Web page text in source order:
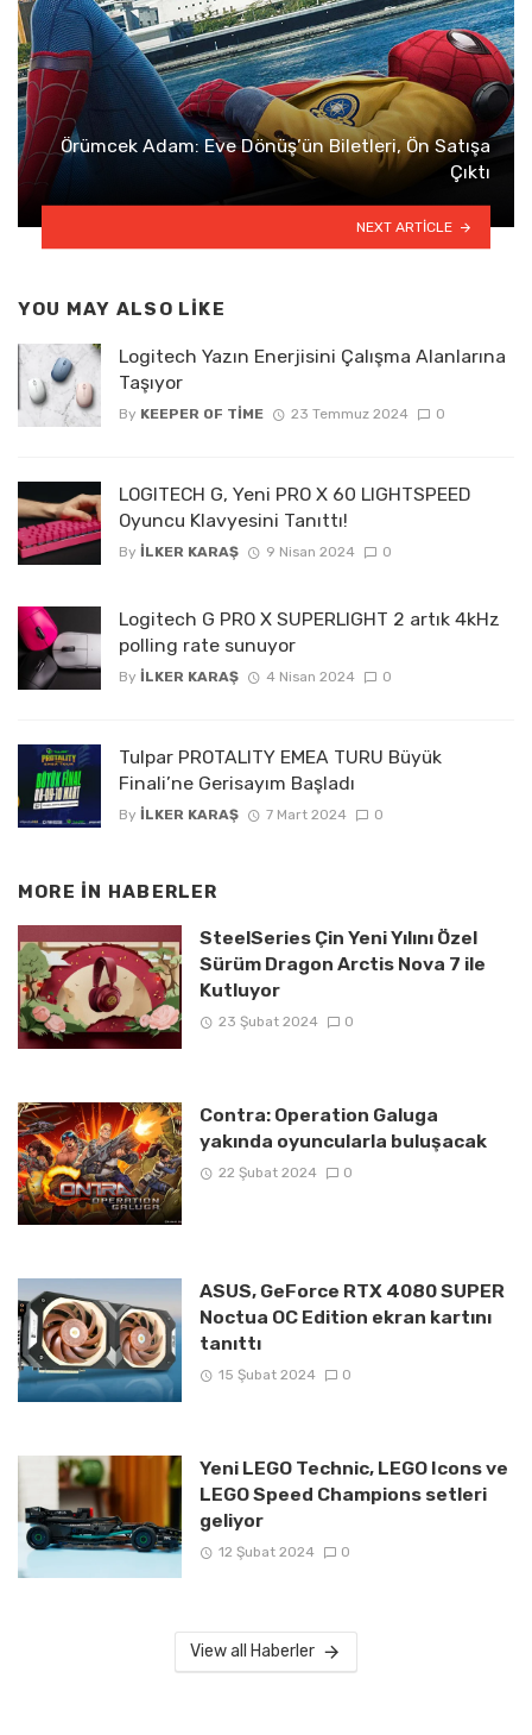
Örümcek Adam: Eve Dönüş’ün Biletleri, Ön Satışa
Çıktı
NEXT ARTICLE
YOU MAY ALSO LIKE
Logitech Yazın Enerjisini Çalışma Alanlarına
Taşıyor
By KEEPER OF TIME 23 Temmuz 2024 0
LOGITECH G, Yeni PRO X 60 LIGHTSPEED
Oyuncu Klavyesini Tanıttı!
By İLKER KARAŞ 9 Nisan 2024 0
Logitech G PRO X SUPERLIGHT 2 artık 4kHz
polling rate sunuyor
By İLKER KARAŞ 4 Nisan 2024 0
Tulpar PROTALITY EMEA TURU Büyük
Finali’ne Gerisayım Başladı
By İLKER KARAŞ 7 Mart 2024 0
MORE IN HABERLER
SteelSeries Çin Yeni Yılını Özel
Sürüm Dragon Arctis Nova 7 ile
Kutluyor
23 Şubat 2024 0
Contra: Operation Galuga
yakında oyuncularla buluşacak
22 Şubat 2024 0
ASUS, GeForce RTX 4080 SUPER
Noctua OC Edition ekran kartını
tanıttı
15 Şubat 2024 0
Yeni LEGO Technic, LEGO Icons ve
LEGO Speed Champions setleri
geliyor
12 Şubat 2024 0
View all Haberler